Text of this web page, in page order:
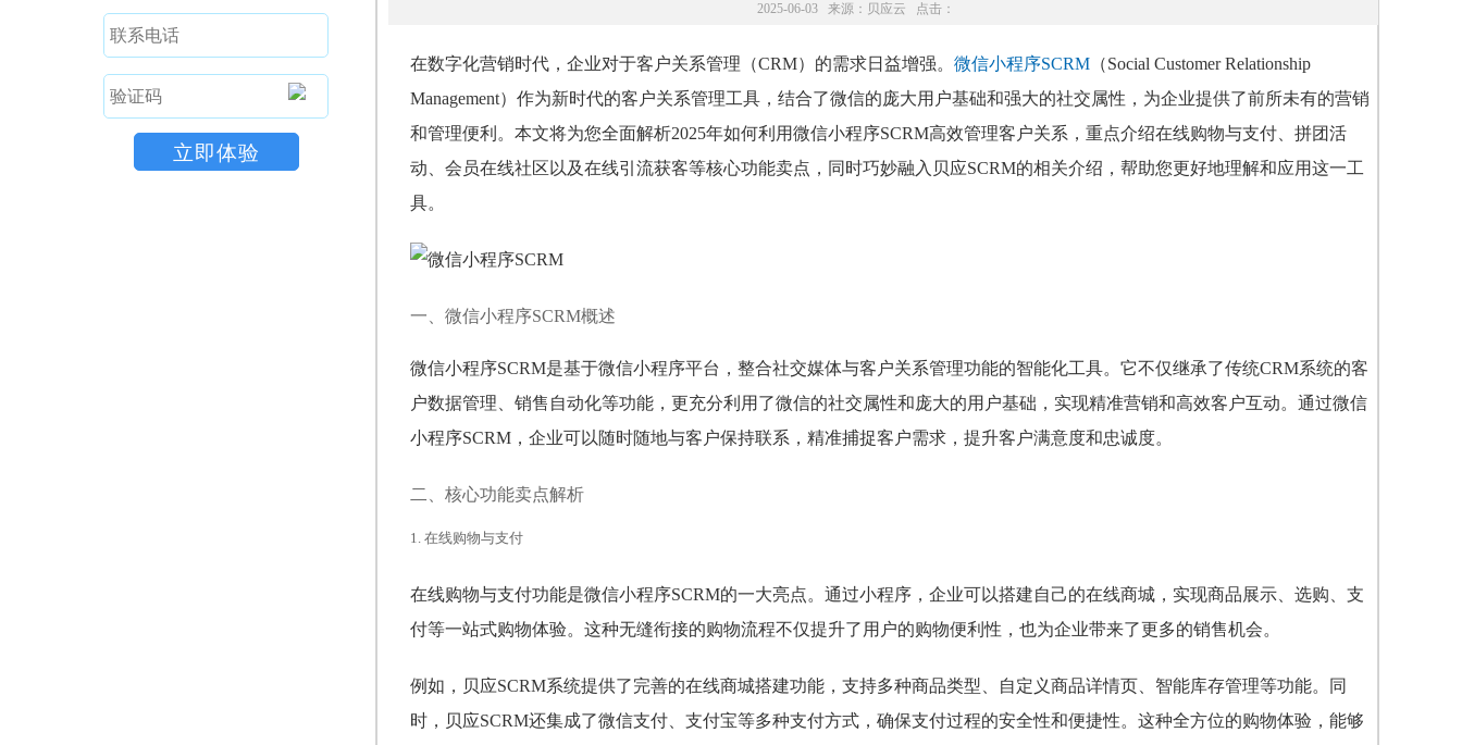
2025-06-03 来源： 贝应云 点击：
在数字化营销时代，企业对于客户关系管理（CRM）的需求日益增强。 微信小程序SCRM （Social Customer Relationship
Management）作为新时代的客户关系管理工具，结合了微信的庞大用户基础和强大的社交属性，为企业提供了前所未有的营销
和管理便利。本文将为您全面解析2025年如何利用微信小程序SCRM高效管理客户关系，重点介绍在线购物与支付、拼团活
动、会员在线社区以及在线引流获客等核心功能卖点，同时巧妙融入贝应SCRM的相关介绍，帮助您更好地理解和应用这一工
具。
一、微信小程序SCRM概述
微信小程序SCRM是基于微信小程序平台，整合社交媒体与客户关系管理功能的智能化工具。它不仅继承了传统CRM系统的客
户数据管理、销售自动化等功能，更充分利用了微信的社交属性和庞大的用户基础，实现精准营销和高效客户互动。通过微信
小程序SCRM，企业可以随时随地与客户保持联系，精准捕捉客户需求，提升客户满意度和忠诚度。
二、核心功能卖点解析
1. 在线购物与支付
在线购物与支付功能是微信小程序SCRM的一大亮点。通过小程序，企业可以搭建自己的在线商城，实现商品展示、选购、支
付等一站式购物体验。这种无缝衔接的购物流程不仅提升了用户的购物便利性，也为企业带来了更多的销售机会。
例如，贝应SCRM系统提供了完善的在线商城搭建功能，支持多种商品类型、自定义商品详情页、智能库存管理等功能。同
时，贝应SCRM还集成了微信支付、支付宝等多种支付方式，确保支付过程的安全性和便捷性。这种全方位的购物体验，能够